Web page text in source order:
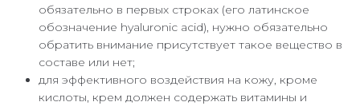
обязательно в первых строках (его латинское
обозначение hyaluronic acid), нужно обязательно
обратить внимание присутствует такое вещество в
составе или нет;
для эффективного воздействия на кожу, кроме
кислоты, крем должен содержать витамины и